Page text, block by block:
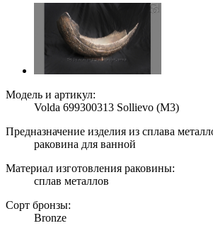
Модель и артикул:
Volda 699300313 Sollievo (M3)
Предназначение изделия из сплава
раковина для ванной
Материал изготовления раковины:
сплав металлов
Сорт бронзы:
Bronze